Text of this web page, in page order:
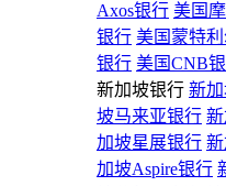
Axos银行 美国
银行 美国蒙特
银行 美国CNB
新加坡银行 新
坡马来亚银行
加坡星展银行
加坡Aspire银行